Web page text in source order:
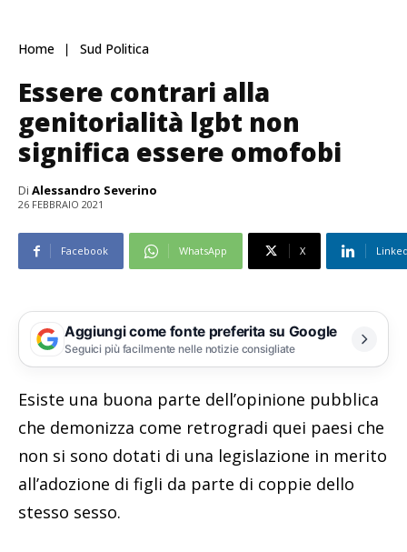
Home Sud Politica
Essere contrari alla
genitorialità lgbt non
significa essere omofobi
Di Alessandro Severino
26 FEBBRAIO 2021
Facebook WhatsApp X
Aggiungi come fonte preferita su Google
Seguici più facilmente nelle notizie consigliate
Esiste una buona parte dell’opinione pubblica
che demonizza come retrogradi quei paesi che
non si sono dotati di una legislazione in merito
all’adozione di figli da parte di coppie dello
stesso sesso.